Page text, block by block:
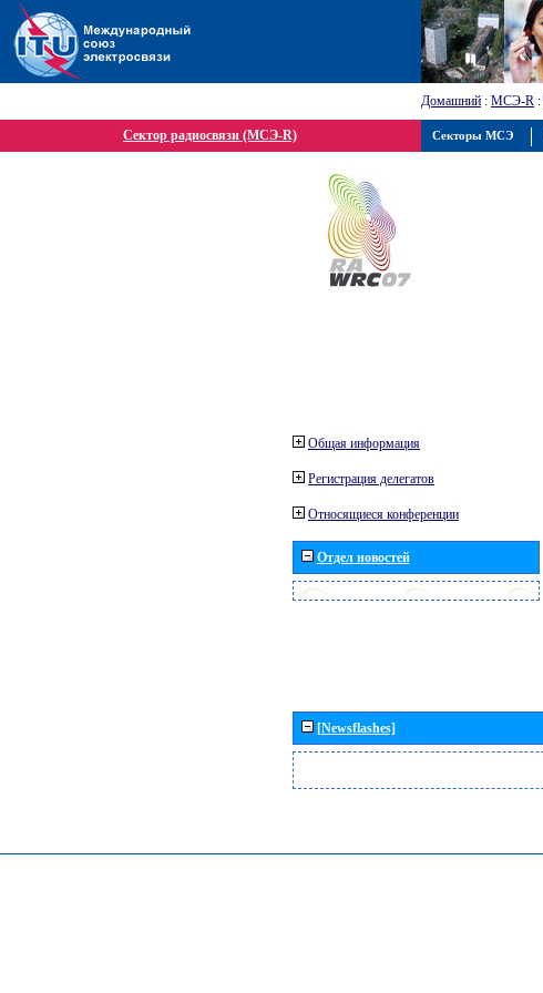
Домашний : МСЭ-R :
Сектор радиосвязи (МСЭ-R)
Общая информация
Регистрация делегатов
Относящиеся конференции
Отдел новостей
[Newsflashes]
Секторы МСЭ